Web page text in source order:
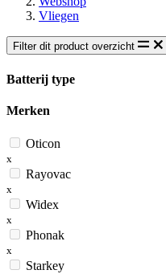
Vliegen
Filter dit product overzicht
Batterij type
Merken
Oticon
x
Rayovac
x
Widex
x
Phonak
x
Starkey